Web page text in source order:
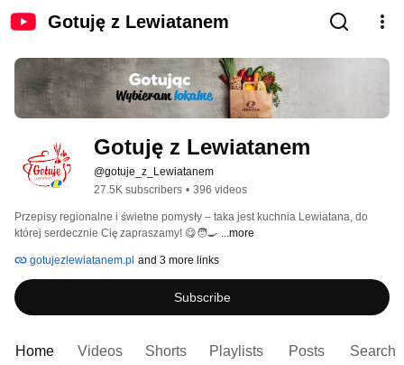
Gotuję z Lewiatanem
Gotuję z Lewiatanem
@gotuje_z_Lewiatanem
27.5K subscribers • 396 videos
Przepisy regionalne i świetne pomysły – taka jest kuchnia Lewiatana, do
której serdecznie Cię zapraszamy! 😋🧑‍🍳 ...more
gotujezlewiatanem.pl and 3 more links
Subscribe
Home Videos Shorts Playlists Posts Search